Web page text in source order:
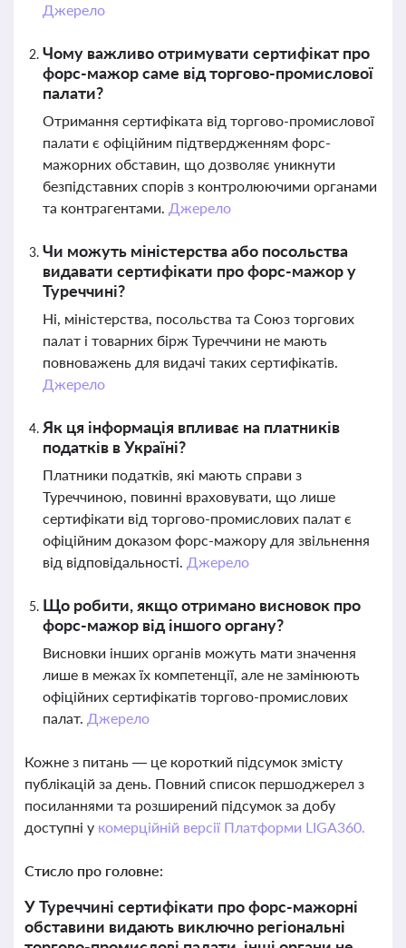
Джерело
Чому важливо отримувати сертифікат про
форс-мажор саме від торгово-промислової
палати?
Отримання сертифіката від торгово-промислової
палати є офіційним підтвердженням форс-
мажорних обставин, що дозволяє уникнути
безпідставних спорів з контролюючими органами
та контрагентами. Джерело
Чи можуть міністерства або посольства
видавати сертифікати про форс-мажор у
Туреччині?
Ні, міністерства, посольства та Союз торгових
палат і товарних бірж Туреччини не мають
повноважень для видачі таких сертифікатів.
Джерело
Як ця інформація впливає на платників
податків в Україні?
Платники податків, які мають справи з
Туреччиною, повинні враховувати, що лише
сертифікати від торгово-промислових палат є
офіційним доказом форс-мажору для звільнення
від відповідальності. Джерело
Що робити, якщо отримано висновок про
форс-мажор від іншого органу?
Висновки інших органів можуть мати значення
лише в межах їх компетенції, але не замінюють
офіційних сертифікатів торгово-промислових
палат. Джерело
Кожне з питань — це короткий підсумок змісту
публікацій за день. Повний список першоджерел з
посиланнями та розширений підсумок за добу
доступні у комерційній версії Платформи LIGA360.
Стисло про головне:
У Туреччині сертифікати про форс-мажорні
обставини видають виключно регіональні